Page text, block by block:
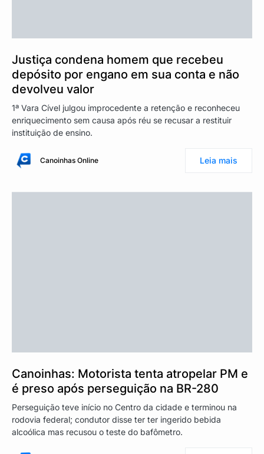
Justiça condena homem que recebeu
depósito por engano em sua conta e não
devolveu valor
1ª Vara Cível julgou improcedente a retenção e reconheceu
enriquecimento sem causa após réu se recusar a restituir
instituição de ensino.
Canoinhas Online Leia mais
Canoinhas: Motorista tenta atropelar PM e
é preso após perseguição na BR-280
Perseguição teve início no Centro da cidade e terminou na
rodovia federal; condutor disse ter ter ingerido bebida
alcoólica mas recusou o teste do bafômetro.